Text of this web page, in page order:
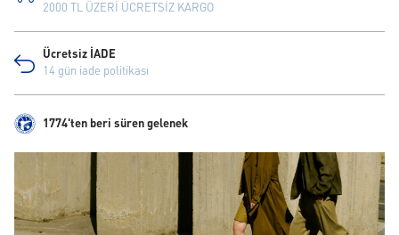
2000 TL ÜZERİ ÜCRETSİZ KARGO
Ücretsiz İADE
14 gün iade politikası
1774'ten beri süren gelenek